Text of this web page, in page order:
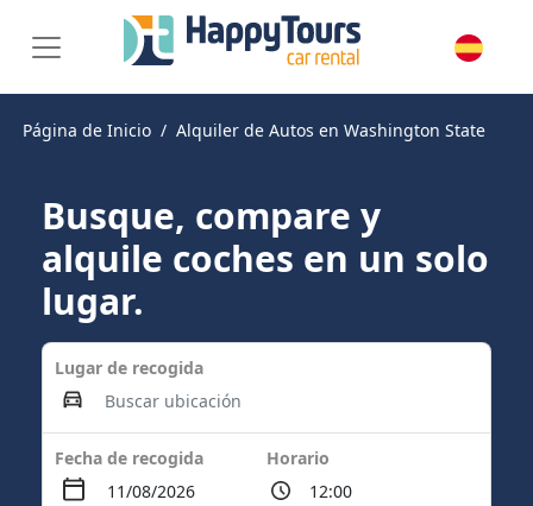
Página de Inicio Alquiler de Autos en Washington State
Busque, compare y
alquile coches en un solo
lugar.
Lugar de recogida
Fecha de recogida Horario